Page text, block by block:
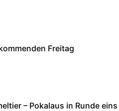
Freitag
– Pokalaus in Runde eins